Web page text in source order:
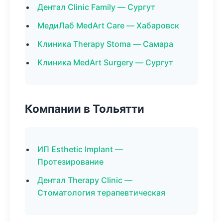
Дентал Clinic Family — Сургут
МедиЛаб MedArt Care — Хабаровск
Клиника Therapy Stoma — Самара
Клиника MedArt Surgery — Сургут
Компании в Тольятти
ИП Esthetic Implant —
Протезирование
Дентал Therapy Clinic —
Стоматология терапевтическая